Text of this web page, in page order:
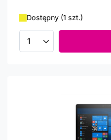
Dostępny (1 szt.)
Ilość produktów